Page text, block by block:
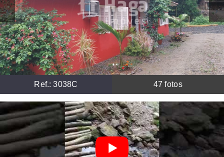
Ref.:3038C 47 fotos